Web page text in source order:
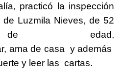
practicó la inspección
Luzmila Nieves, de 52
edad,
ama de casa y además
y leer las cartas.